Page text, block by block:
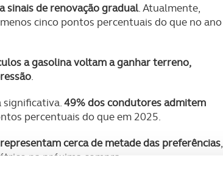
de renovação gradual. Atualmente,
cinco pontos percentuais do que no ano
a gasolina voltam a ganhar terreno,
.
49% dos condutores admitem
percentuais do que em 2025.
cerca de metade das preferências,
na próxima compra.